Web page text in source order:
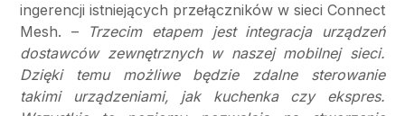
ingerencji istniejących przełączników w sieci Connect
Mesh. –Trzecim etapem jest integracja urządzeń
dostawców zewnętrznych w naszej mobilnej sieci.
Dzięki temu możliwe będzie zdalne sterowanie
takimi urządzeniami, jak kuchenka czy ekspres.